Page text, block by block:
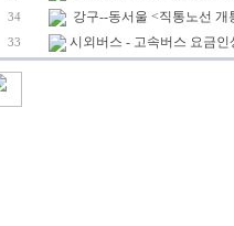
34 강구--동서울 <직통노선 개
33 시외버스 - 고속버스 요금인